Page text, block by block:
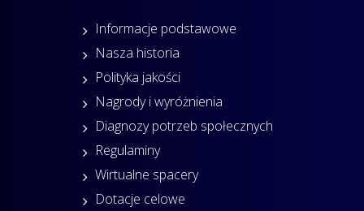
Informacje podstawowe
Nasza historia
Polityka jakości
Nagrody i wyróżnienia
Diagnozy potrzeb społecznych
Regulaminy
Wirtualne spacery
Dotacje celowe